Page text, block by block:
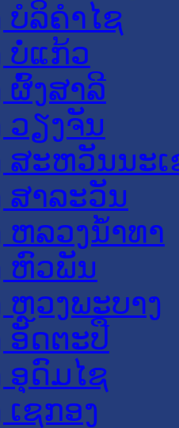
ບໍລິຄໍາໄຊ
ບໍ່ແກ້ວ
ຜົ້ງສາລີ
ວຽງຈັນ
ສະຫວັນນະ
ສາລະວັນ
ຫລວງນໍ້າທາ
ຫົວພັນ
ຫຼວງພະບາງ
ອັດຕະປື
ອຸດົມໄຊ
ຊກອງ